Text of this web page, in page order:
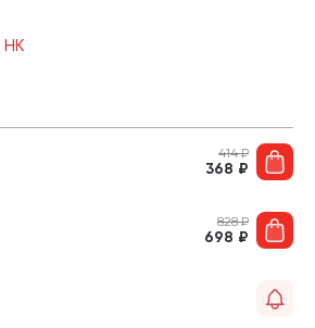
НК
414₽
368 ₽
828₽
698 ₽